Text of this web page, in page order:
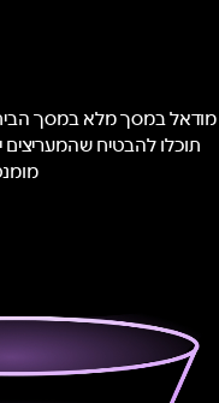
תוכלו להבטיח שהמעריצים